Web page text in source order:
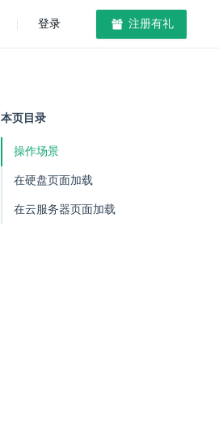
登录 注册有礼
本页目录
操作场景
在硬盘页面加载
在云服务器页面加载